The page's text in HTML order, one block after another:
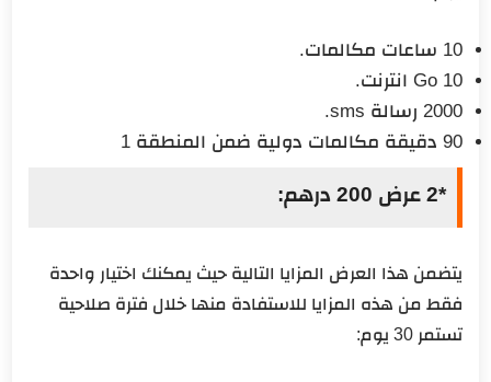
10 ساعات مكالمات.
10 Go انترنت.
2000 رسالة sms.
90 دقيقة مكالمات دولية ضمن المنطقة 1
*2 عرض 200 درهم:
يتضمن هذا العرض المزايا التالية حيث يمكنك اختيار واحدة
فقط من هذه المزايا للاستفادة منها خلال فترة صلاحية
تستمر 30 يوم: